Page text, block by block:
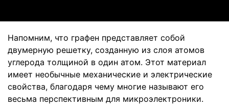
Напомним, что графен представляет собой
двумерную решетку, созданную из слоя атомов
углерода толщиной в один атом. Этот материал
имеет необычные механические и электрические
свойства, благодаря чему многие называют его
весьма перспективным для микроэлектроники.